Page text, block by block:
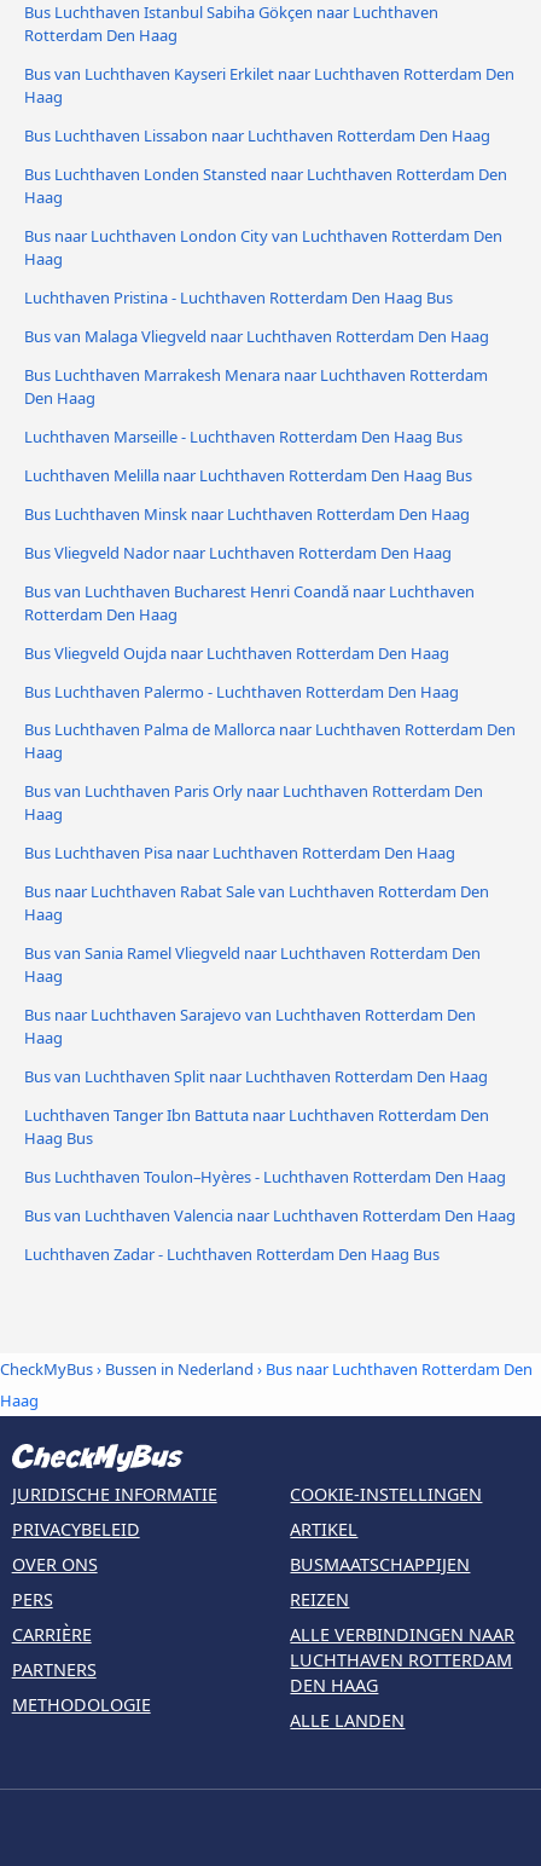
Bus Luchthaven Istanbul Sabiha Gökçen naar Luchthaven
Rotterdam Den Haag
Bus van Luchthaven Kayseri Erkilet naar Luchthaven Rotterdam Den
Haag
Bus Luchthaven Lissabon naar Luchthaven Rotterdam Den Haag
Bus Luchthaven Londen Stansted naar Luchthaven Rotterdam Den
Haag
Bus naar Luchthaven London City van Luchthaven Rotterdam Den
Haag
Luchthaven Pristina - Luchthaven Rotterdam Den Haag Bus
Bus van Malaga Vliegveld naar Luchthaven Rotterdam Den Haag
Bus Luchthaven Marrakesh Menara naar Luchthaven Rotterdam
Den Haag
Luchthaven Marseille - Luchthaven Rotterdam Den Haag Bus
Luchthaven Melilla naar Luchthaven Rotterdam Den Haag Bus
Bus Luchthaven Minsk naar Luchthaven Rotterdam Den Haag
Bus Vliegveld Nador naar Luchthaven Rotterdam Den Haag
Bus van Luchthaven Bucharest Henri Coandǎ naar Luchthaven
Rotterdam Den Haag
Bus Vliegveld Oujda naar Luchthaven Rotterdam Den Haag
Bus Luchthaven Palermo - Luchthaven Rotterdam Den Haag
Bus Luchthaven Palma de Mallorca naar Luchthaven Rotterdam Den
Haag
Bus van Luchthaven Paris Orly naar Luchthaven Rotterdam Den
Haag
Bus Luchthaven Pisa naar Luchthaven Rotterdam Den Haag
Bus naar Luchthaven Rabat Sale van Luchthaven Rotterdam Den
Haag
Bus van Sania Ramel Vliegveld naar Luchthaven Rotterdam Den
Haag
Bus naar Luchthaven Sarajevo van Luchthaven Rotterdam Den
Haag
Bus van Luchthaven Split naar Luchthaven Rotterdam Den Haag
Luchthaven Tanger Ibn Battuta naar Luchthaven Rotterdam Den
Haag Bus
Bus Luchthaven Toulon–Hyères - Luchthaven Rotterdam Den Haag
Bus van Luchthaven Valencia naar Luchthaven Rotterdam Den Haag
Luchthaven Zadar - Luchthaven Rotterdam Den Haag Bus
CheckMyBus› Bussen in Nederland › Bus naar Luchthaven Rotterdam Den
Haag
JURIDISCHE INFORMATIE
PRIVACYBELEID
OVER ONS
PERS
CARRIÈRE
PARTNERS
METHODOLOGIE
COOKIE-INSTELLINGEN
ARTIKEL
BUSMAATSCHAPPIJEN
REIZEN
ALLE VERBINDINGEN NAAR
LUCHTHAVEN ROTTERDAM
DEN HAAG
ALLE LANDEN